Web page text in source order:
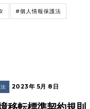
#個人情報保護法
2023年 5月 8日